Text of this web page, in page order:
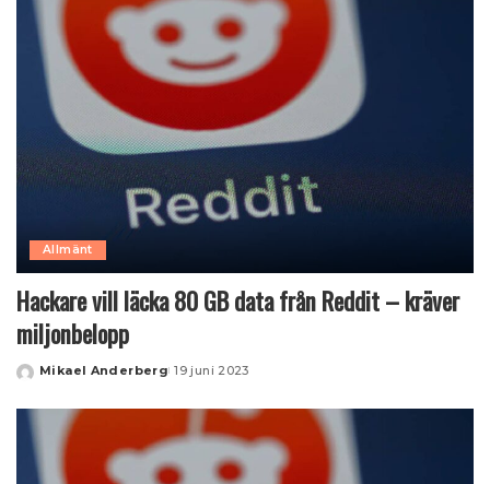
Allmänt
Hackare vill läcka 80 GB data från Reddit – kräver
miljonbelopp
Posted
Mikael Anderberg 19 juni 2023